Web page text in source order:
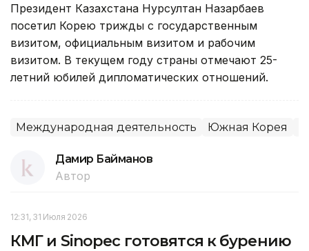
Президент Казахстана Нурсултан Назарбаев
посетил Корею трижды с государственным
визитом, официальным визитом и рабочим
визитом. В текущем году страны отмечают 25-
летний юбилей дипломатических отношений.
Международная деятельность Южная Корея
Дамир Байманов
Автор
12:31, 31 Июля 2026
КМГ и Sinopec готовятся к бурению